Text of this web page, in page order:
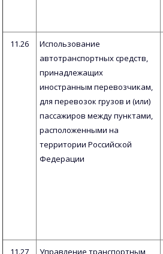
11.26
Использование
автотранспортных средств,
принадлежащих
иностранным перевозчикам,
для перевозок грузов и (или)
пассажиров между пунктами,
расположенными на
территории Российской
Федерации
11.27
Управление транспортным